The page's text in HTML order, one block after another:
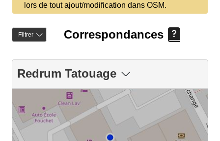
lors de tout ajout/modification dans OSM.
Filtrer Correspondances
Redrum Tatouage